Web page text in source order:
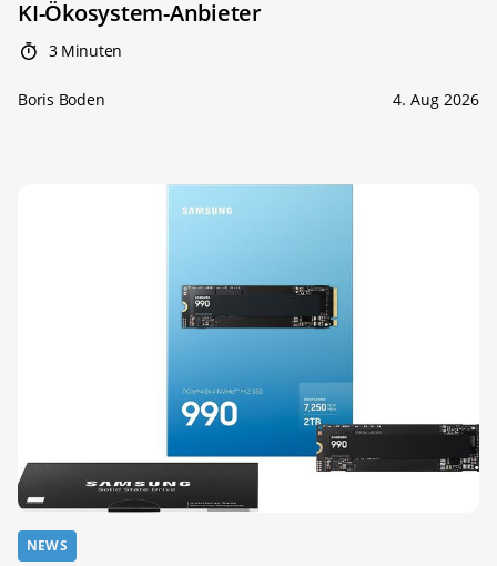
KI-Ökosystem-Anbieter
3 Minuten
Boris Boden 4. Aug 2026
NEWS